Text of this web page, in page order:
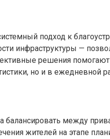
подход к
инфраструктуры —
решения помогают
но и в ежедневной
балансировать между
жителей на этапе